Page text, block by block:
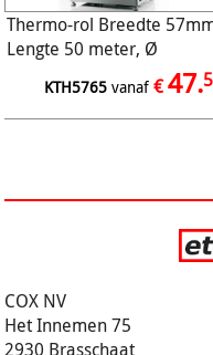
Thermo-rol Breedte
Lengte 50 meter, Ø
65/12mm, 48gr (50/ds)
KTH5765 vanaf €47.
COX NV
Het Innemen 75
2930 Brasschaat